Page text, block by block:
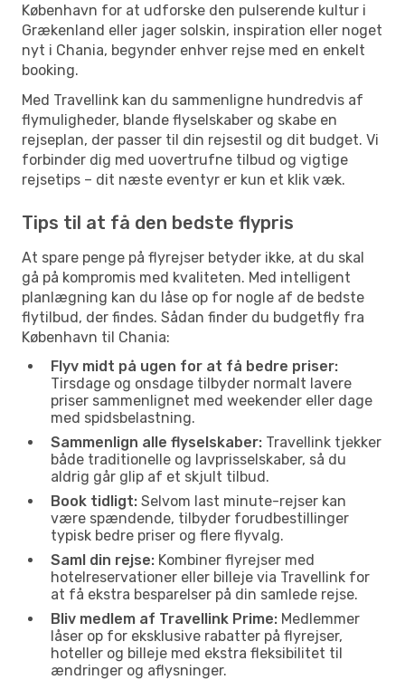
København for at udforske den pulserende kultur i
Grækenland eller jager solskin, inspiration eller noget
nyt i Chania, begynder enhver rejse med en enkelt
booking.
Med Travellink kan du sammenligne hundredvis af
flymuligheder, blande flyselskaber og skabe en
rejseplan, der passer til din rejsestil og dit budget. Vi
forbinder dig med uovertrufne tilbud og vigtige
rejsetips – dit næste eventyr er kun et klik væk.
Tips til at få den bedste flypris
At spare penge på flyrejser betyder ikke, at du skal
gå på kompromis med kvaliteten. Med intelligent
planlægning kan du låse op for nogle af de bedste
flytilbud, der findes. Sådan finder du budgetfly fra
København til Chania:
Flyv midt på ugen for at få bedre priser:
Tirsdage og onsdage tilbyder normalt lavere
priser sammenlignet med weekender eller dage
med spidsbelastning.
Sammenlign alle flyselskaber: Travellink tjekker
både traditionelle og lavprisselskaber, så du
aldrig går glip af et skjult tilbud.
Book tidligt: Selvom last minute-rejser kan
være spændende, tilbyder forudbestillinger
typisk bedre priser og flere flyvalg.
Saml din rejse: Kombiner flyrejser med
hotelreservationer eller billeje via Travellink for
at få ekstra besparelser på din samlede rejse.
Bliv medlem af Travellink Prime: Medlemmer
låser op for eksklusive rabatter på flyrejser,
hoteller og billeje med ekstra fleksibilitet til
ændringer og aflysninger.